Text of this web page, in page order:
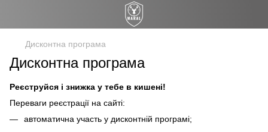
Дисконтна програма
Дисконтна програма
Реєструйся і знижка у тебе в кишені!
Переваги реєстрації на сайті:
автоматична участь у дисконтній програмі;